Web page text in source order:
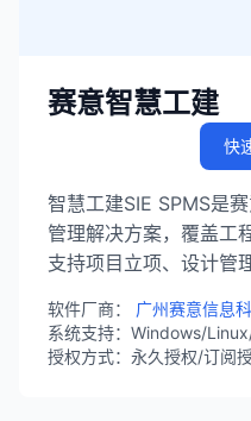
赛意智慧工建
快
智慧工建SIE SPMS是
管理解决方案，覆盖工
支持项目立项、设计管
管控。
软件厂商： 广州赛意信息
系统支持：Windows/
授权方式：永久授权/订阅